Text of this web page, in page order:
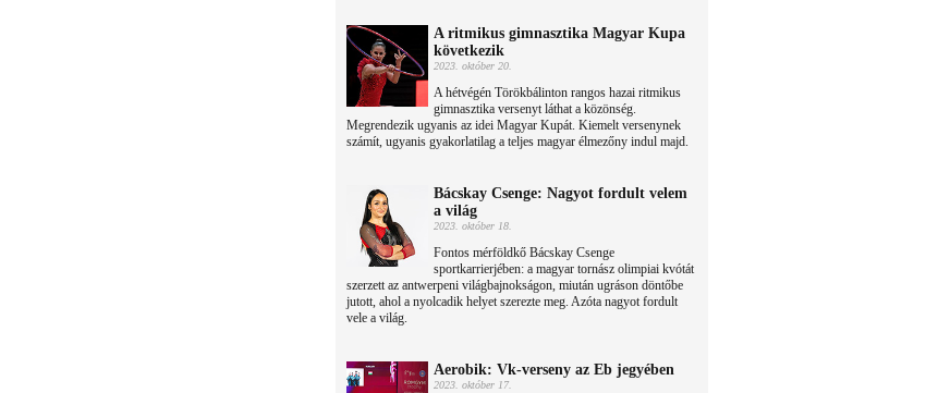
A ritmikus gimnasztika Magyar Kupa
következik
2023. október 20.
A hétvégén Törökbálinton rangos hazai ritmikus
gimnasztika versenyt láthat a közönség.
Megrendezik ugyanis az idei Magyar Kupát. Kiemelt versenynek
számít, ugyanis gyakorlatilag a teljes magyar élmezőny indul majd.
Bácskay Csenge: Nagyot fordult velem
a világ
2023. október 18.
Fontos mérföldkő Bácskay Csenge
sportkarrierjében: a magyar tornász olimpiai kvótát
szerzett az antwerpeni világbajnokságon, miután ugráson döntőbe
jutott, ahol a nyolcadik helyet szerezte meg. Azóta nagyot fordult
vele a világ.
Aerobik: Vk-verseny az Eb jegyében
2023. október 17.